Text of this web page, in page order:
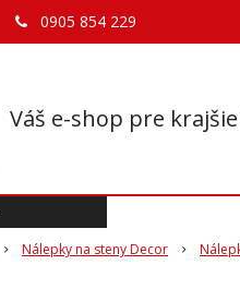
Váš e-shop pre
0905 854 229
Nálepky na steny Decor